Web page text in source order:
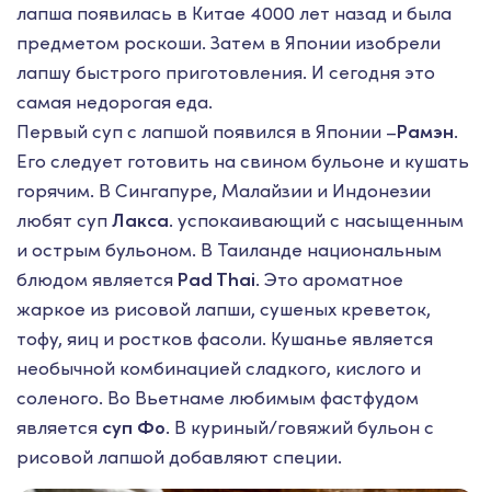
лапша появилась в Китае 4000 лет назад и была
предметом роскоши. Затем в Японии изобрели
лапшу быстрого приготовления. И сегодня это
самая недорогая еда.
Первый суп с лапшой появился в Японии –Рамэн.
Его следует готовить на свином бульоне и кушать
горячим. В Сингапуре, Малайзии и Индонезии
любят супЛакса. успокаивающий с насыщенным
и острым бульоном. В Таиланде национальным
блюдом является Pad Thai. Это ароматное
жаркое из рисовой лапши, сушеных креветок,
тофу, яиц и ростков фасоли. Кушанье является
необычной комбинацией сладкого, кислого и
соленого. Во Вьетнаме любимым фастфудом
является суп Фо. В куриный/говяжий бульон с
рисовой лапшой добавляют специи.